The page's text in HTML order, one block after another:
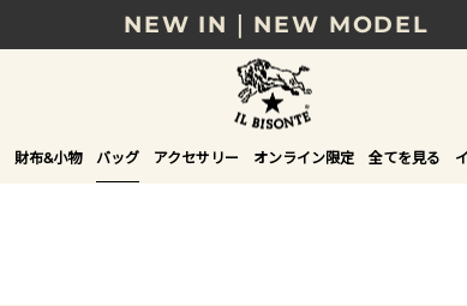
NEW IN｜NEW MODEL
8/17(月)10時まで｜税込11,000円以上で
贈る相手やシーンから選べる、新しいギフ
NEW IN｜COLOR LEATHER
財布&小物 バッグ アクセサリー オンライン限定 全てを見る